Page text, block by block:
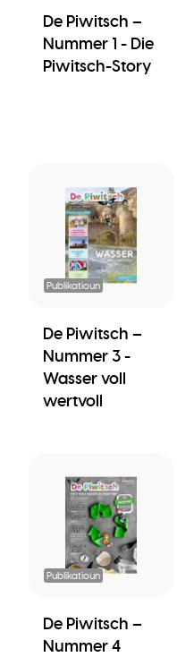
De Piwitsch –
Nummer 1 - Die
Piwitsch-Story
Publikatioun
De Piwitsch –
Nummer 3 -
Wasser voll
wertvoll
Publikatioun
De Piwitsch –
Nummer 4